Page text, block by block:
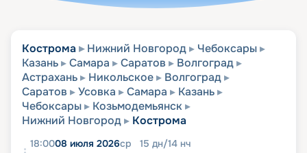
Кострома Нижний Новгород
Чебоксары
Казань
Самара Саратов
Волгоград
Астрахань
Никольское
Волгоград
Саратов
Усовка Самара
Казань
Чебоксары
Козьмодемьянск
Нижний Новгород
Кострома
18:0008 июля 2026ср 15 дн/14 нч